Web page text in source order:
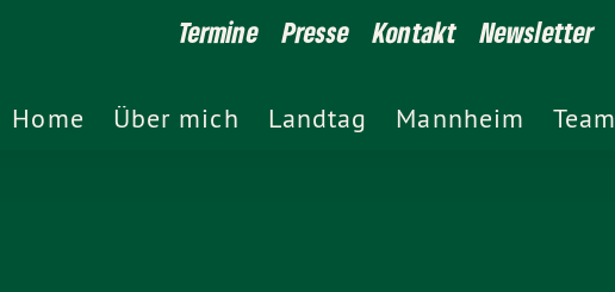
Termine Presse Kontakt Newsletter
Home Über mich Landtag Mannheim Team